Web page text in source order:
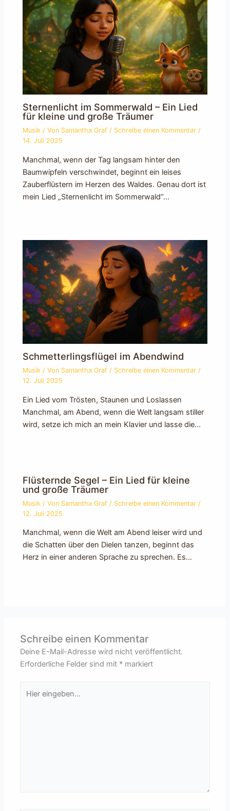
Sternenlicht im Sommerwald – Ein Lied
für kleine und große Träumer
Musik / Von Samantha Graf/ Schreibe einen Kommentar /
14. Juli 2025
Manchmal, wenn der Tag langsam hinter den
Baumwipfeln verschwindet, beginnt ein leises
Zauberflüstern im Herzen des Waldes. Genau dort ist
mein Lied „Sternenlicht im Sommerwald“…
Schmetterlingsflügel im Abendwind
Musik / Von Samantha Graf/ Schreibe einen Kommentar /
12. Juli 2025
Ein Lied vom Trösten, Staunen und Loslassen
Manchmal, am Abend, wenn die Welt langsam stiller
wird, setze ich mich an mein Klavier und lasse die…
Flüsternde Segel – Ein Lied für kleine
und große Träumer
Musik / Von Samantha Graf / Schreibe einen Kommentar /
12. Juli 2025
Manchmal, wenn die Welt am Abend leiser wird und
die Schatten über den Dielen tanzen, beginnt das
Herz in einer anderen Sprache zu sprechen. Es…
Schreibe einen Kommentar
Deine E-Mail-Adresse wird nicht veröffentlicht.
Erforderliche Felder sind mit * markiert
eingeben…